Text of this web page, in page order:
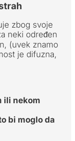
zbog svoje
neki određen
(uvek znamo
je difuzna,
ili nekom
bi moglo da